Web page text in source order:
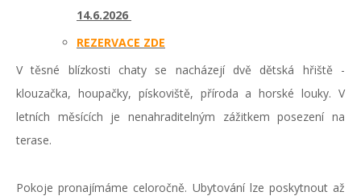
14.6.2026
REZERVACE ZDE
V těsné blízkosti chaty se nacházejí dvě dětská hřiště -
klouzačka, houpačky, pískoviště, příroda a horské louky. V
letních měsících je nenahraditelným zážitkem posezení na
terase.
Pokoje pronajímáme celoročně. Ubytování lze poskytnout až